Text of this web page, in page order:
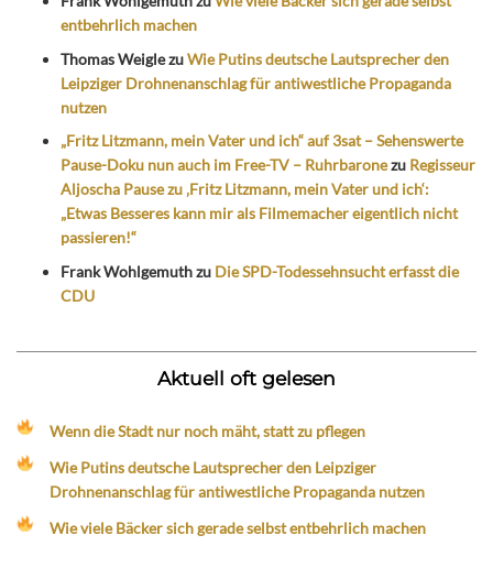
entbehrlich machen
Thomas WeiglezuWie Putins deutsche Lautsprecher den
Leipziger Drohnenanschlag für antiwestliche Propaganda
nutzen
„Fritz Litzmann, mein Vater und ich“ auf 3sat – Sehenswerte
Pause-Doku nun auch im Free-TV – Ruhrbaronezu Regisseur
Aljoscha Pause zu ‚Fritz Litzmann, mein Vater und ich‘:
„Etwas Besseres kann mir als Filmemacher eigentlich nicht
passieren!“
Frank Wohlgemuthzu Die SPD-Todessehnsucht erfasst die
CDU
Aktuell oft gelesen
Wenn die Stadt nur noch mäht, statt zu pflegen
Wie Putins deutsche Lautsprecher den Leipziger
Drohnenanschlag für antiwestliche Propaganda nutzen
Wie viele Bäcker sich gerade selbst entbehrlich machen